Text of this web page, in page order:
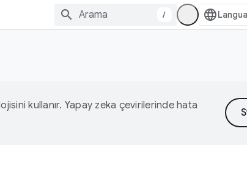
/
kullanır. Yapay zeka çevirilerinde hata